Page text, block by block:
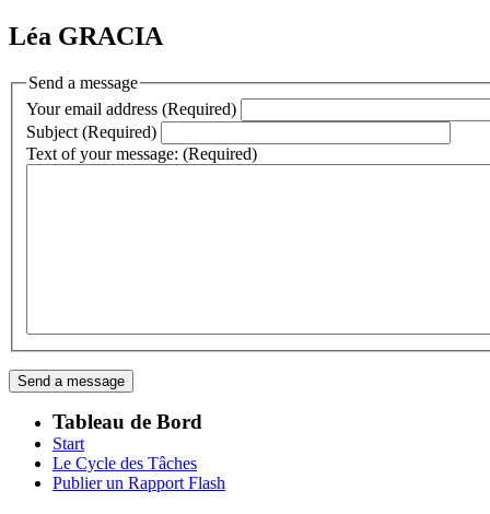
Léa GRACIA
Send a message
Your email address (Required)
Subject (Required)
Text of your message: (Required)
Tableau de Bord
Start
Le Cycle des Tâches
Publier un Rapport Flash